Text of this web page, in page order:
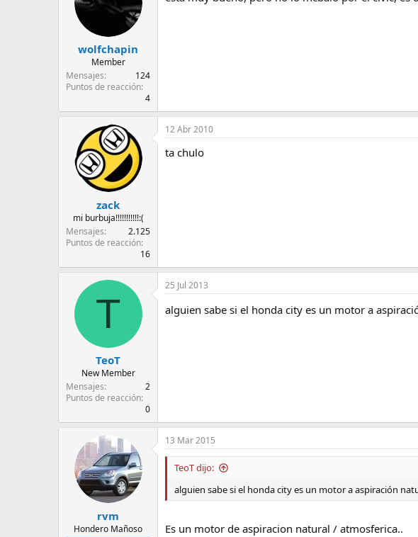
wolfchapin
Member
Mensajes
124
Puntos de reacción
4
zack
mi burbuja!!!!!!!!!!!:(
Mensajes
2.125
Puntos de reacción
16
12 Abr 2010
ta chulo
T
TeoT
New Member
Mensajes
2
Puntos de reacción
0
25 Jul 2013
alguien sabe si el honda city es un motor a
rvm
Hondero Mañoso
13 Mar 2015
TeoT dijo:
alguien sabe si el honda city es un motor a aspiración
Es un motor de aspiracion natural / atmosferica..